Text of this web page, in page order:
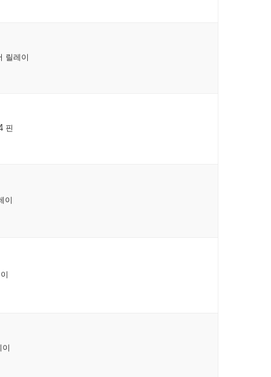
릴레이
핀
이